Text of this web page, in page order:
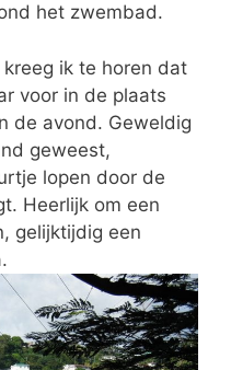
het zwembad.
ik te horen dat
voor in de plaats
de avond. Geweldig
geweest,
lopen door de
Heerlijk om een
gelijktijdig een